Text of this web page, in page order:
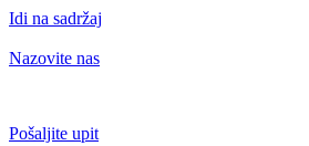
Idi na sadržaj
Nazovite nas
Pošaljite upit